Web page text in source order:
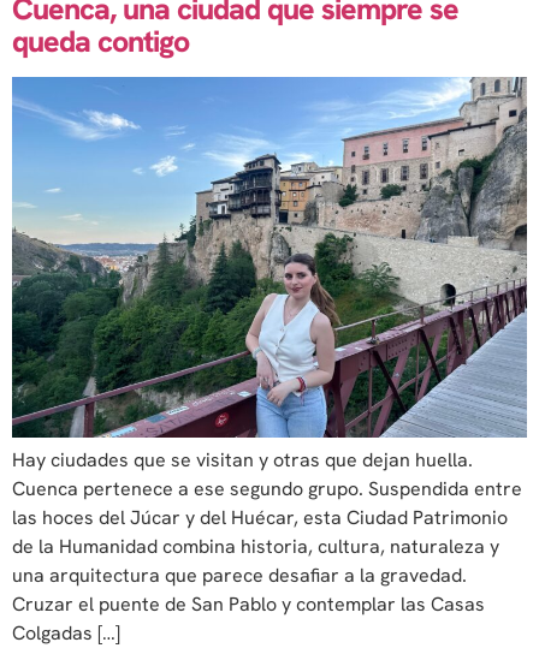
Cuenca, una ciudad que siempre se
queda contigo
Hay ciudades que se visitan y otras que dejan huella.
Cuenca pertenece a ese segundo grupo. Suspendida entre
las hoces del Júcar y del Huécar, esta Ciudad Patrimonio
de la Humanidad combina historia, cultura, naturaleza y
una arquitectura que parece desafiar a la gravedad.
Cruzar el puente de San Pablo y contemplar las Casas
Colgadas […]